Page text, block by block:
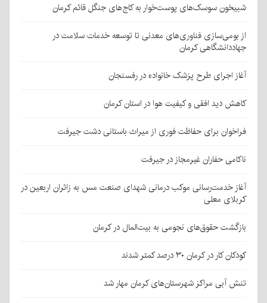
شبیخون سوسک‌های پوست‌خوار به کاج‌های جنگل قائم کرمان
از بومی‌سازی فناوری‌های معدنی تا توسعه خدمات سلامت در
جهاددانشگاهی کرمان
آغاز اجرای طرح پزشک خانواده در رفسنجان
کاهش دید افقی و کیفیت هوا در استان کرمان
فراخوان برای حفاظت فوری از میراث باستانی دشت جیرفت
ناکامی حفاران غیرمجاز در جیرفت
آغاز خدمت‌رسانی موکب درمانی شهدای صنعت مس به زائران اربعین در
کربلای معلی
بازگشت حقوق‌های نجومی به بیت‌المال در کرمان
کودکان کار در کرمان ۳۰ درصد کمتر شدند
تنش آبی مراکز شهرستان‌های کرمان مهار شد